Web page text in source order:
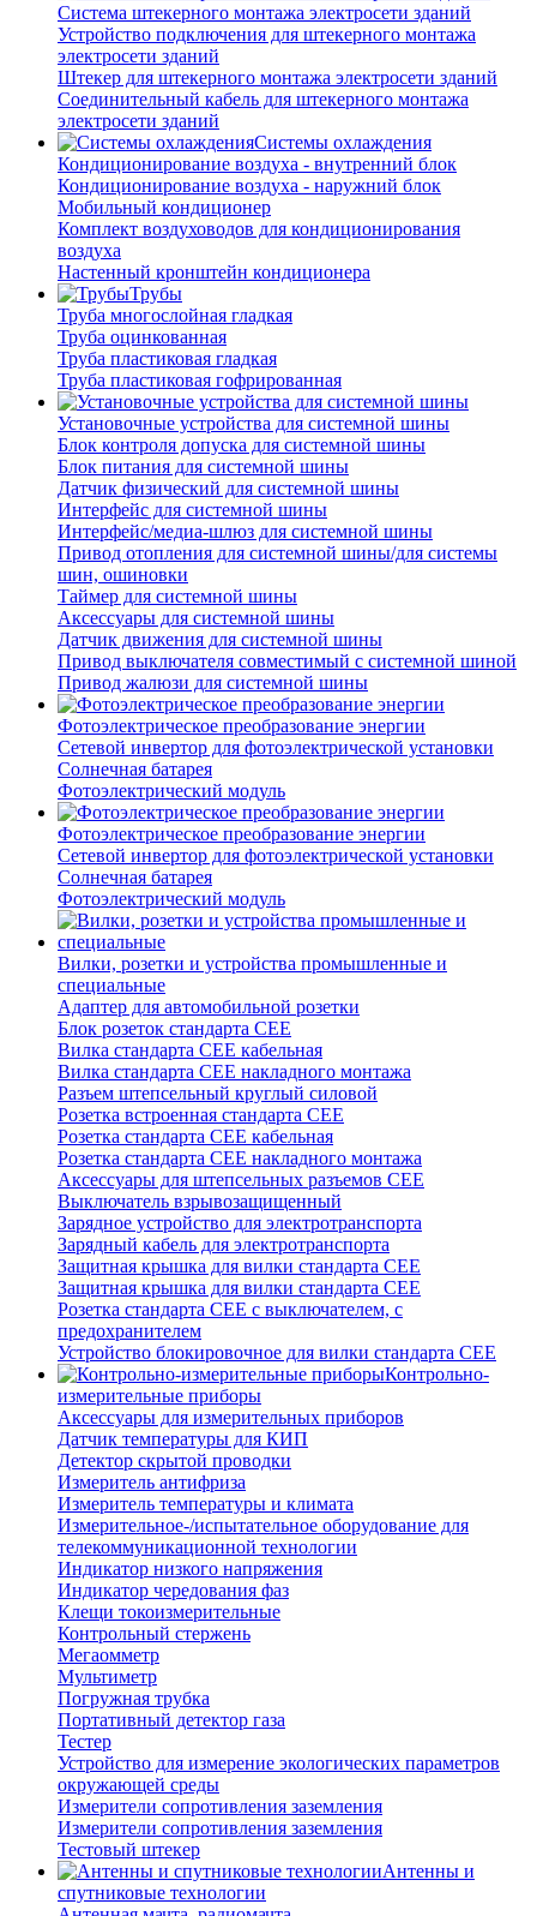
Система штекерного монтажа электросети зданий
Устройство подключения для штекерного монтажа
электросети зданий
Штекер для штекерного монтажа электросети зданий
Соединительный кабель для штекерного монтажа
электросети зданий
Системы охлаждения
Кондиционирование воздуха - внутренний блок
Кондиционирование воздуха - наружний блок
Мобильный кондиционер
Комплект воздуховодов для кондиционирования
воздуха
Настенный кронштейн кондиционера
Трубы
Труба многослойная гладкая
Труба оцинкованная
Труба пластиковая гладкая
Труба пластиковая гофрированная
Установочные устройства для системной шины
Блок контроля допуска для системной шины
Блок питания для системной шины
Датчик физический для системной шины
Интерфейс для системной шины
Интерфейс/медиа-шлюз для системной шины
Привод отопления для системной шины/для системы
шин, ошиновки
Таймер для системной шины
Аксессуары для системной шины
Датчик движения для системной шины
Привод выключателя совместимый с системной шиной
Привод жалюзи для системной шины
Фотоэлектрическое преобразование энергии
Сетевой инвертор для фотоэлектрической установки
Солнечная батарея
Фотоэлектрический модуль
Фотоэлектрическое преобразование энергии
Сетевой инвертор для фотоэлектрической установки
Солнечная батарея
Фотоэлектрический модуль
Вилки, розетки и устройства промышленные и
специальные
Адаптер для автомобильной розетки
Блок розеток стандарта CEE
Вилка стандарта CEE кабельная
Вилка стандарта CEE накладного монтажа
Разъем штепсельный круглый силовой
Розетка встроенная стандарта CEE
Розетка стандарта СЕЕ кабельная
Розетка стандарта СЕЕ накладного монтажа
Аксессуары для штепсельных разъемов CEE
Выключатель взрывозащищенный
Зарядное устройство для электротранспорта
Зарядный кабель для электротранспорта
Защитная крышка для вилки стандарта CEE
Защитная крышка для вилки стандарта CEE
Розетка стандарта СЕЕ с выключателем, с
предохранителем
Устройство блокировочное для вилки стандарта CEE
Контрольно-
измерительные приборы
Аксессуары для измерительных приборов
Датчик температуры для КИП
Детектор скрытой проводки
Измеритель антифриза
Измеритель температуры и климата
Измерительное-/испытательное оборудование для
телекоммуникационной технологии
Индикатор низкого напряжения
Индикатор чередования фаз
Клещи токоизмерительные
Контрольный стержень
Мегаомметр
Мультиметр
Погружная трубка
Портативный детектор газа
Тестер
Устройство для измерение экологических параметров
окружающей среды
Измерители сопротивления заземления
Измерители сопротивления заземления
Тестовый штекер
Антенны и
спутниковые технологии